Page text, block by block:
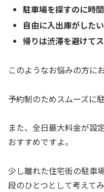
駐車場を探すのに時
自由に入出庫がしたい
帰りは渋滞を避けて
このようなお悩みの方に
予約制のためスムーズに
また、全日最大料金が設
おすすめですよ。
少し離れた住宅街の駐車
段のひとつとして考えてみ